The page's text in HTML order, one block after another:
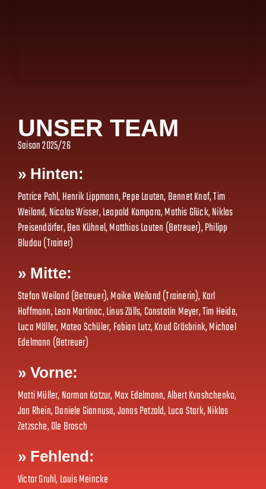
UNSER TEAM
Saison 2025/26
» Hinten:
Patrice Pohl, Henrik Lippmann, Pepe Lauten, Bennet Knaf, Tim
Weiland, Nicolas Wisser, Leopold Kompara, Mathis Glück, Niklas
Preisendörfer, Ben Kühnel, Matthias Lauten (Betreuer), Philipp
Bludau (Trainer)
» Mitte:
Stefan Weiland (Betreuer), Maike Weiland (Trainerin), Karl
Hoffmann, Leon Martinac, Linus Zölls, Constatin Meyer, Tim Heide,
Luca Möller, Mateo Schüler, Fabian Lutz, Knud Grösbrink, Michael
Edelmann (Betreuer)
» Vorne:
Matti Müller, Norman Kotzur, Max Edelmann, Albert Kvashchenko,
Jan Rhein, Daniele Giannusa, Jonas Petzold, Luca Stark, Niklas
Zetzsche, Ole Brosch
» Fehlend:
Victor Gruhl, Louis Meincke